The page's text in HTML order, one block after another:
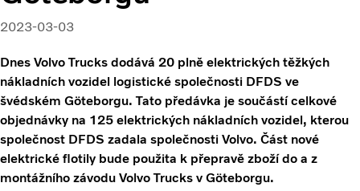
Kariéra
O nás
2023-03-03
Dnes Volvo Trucks dodává 20 plně elektrických těžkých
nákladních vozidel logistické společnosti DFDS ve
švédském Göteborgu. Tato předávka je součástí celkové
objednávky na 125 elektrických nákladních vozidel, kterou
společnost DFDS zadala společnosti Volvo. Část nové
elektrické flotily bude použita k přepravě zboží do a z
montážního závodu Volvo Trucks v Göteborgu.